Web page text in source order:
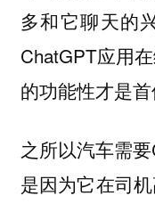
多和它聊天的
ChatGPT应用
的功能性才是首
之所以汽车需
是因为它在司